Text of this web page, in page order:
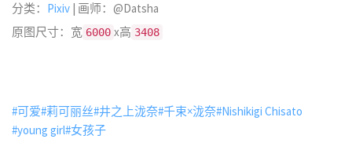
分类： Pixiv | 画师：@Datsha
原图尺寸：宽 6000 x高 3408
#可爱#莉可丽丝#井之上泷奈#千束×泷奈#Nishikigi Chisato
#young girl#女孩子